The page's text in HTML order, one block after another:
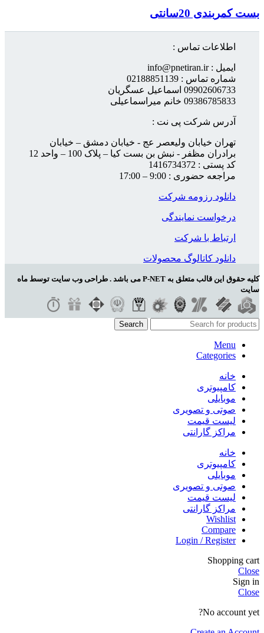
بست کمربندی 20سانتی
اطلاعات تماس :
ایمیل : info@pnetiran.ir
شماره تماس : 02188851139
09902606733 اسماعیل عسگریان
09386785833 خانم میراسماعیلی
آدرس شرکت پی نت :
تهران خیابان ولیعصر عج - خیابان دمشق – خیابان
برادران مظفر - نبش بن بست کیا – پلاک 100 – واحد 12
کد پستی : 1416734372
مراجعه حضوری : 9:00 – 17:00
دانلود رزومه شرکت
درخواست نمایندگی
ارتباط با شرکت
دانلود کاتالوگ محصولات
کلیه حقوق این قالب متعلق به P-NET می باشد . طراحی وب سایت توسط ماه
سایت
Search
Menu
Categories
خانه
کامپیوتری
موبایلی
صوتی و تصویری
لیست قیمت
مراکز گارانتی
خانه
کامپیوتری
موبایلی
صوتی و تصویری
لیست قیمت
مراکز گارانتی
Wishlist
Compare
Login / Register
Shopping cart
Close
Sign in
Close
No account yet?